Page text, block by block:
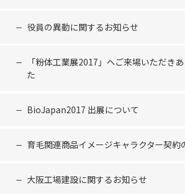
役員の異動に関するお知らせ
「粉体工業展2017」へご来場いただき
た
BioJapan2017 出展について
育毛関連商品イメージキャラクター契約
大阪工場建設に関するお知らせ